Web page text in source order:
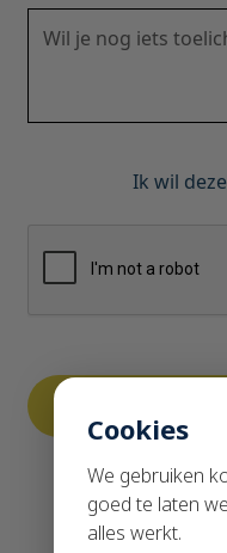
Ik wil
Cookies
We gebruiken
goed te laten
alles werkt.